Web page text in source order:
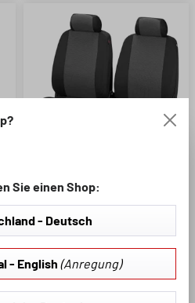
Komplettset
Vordersitze
Durchschnittliche Bewertung
Art.Nr.: 12437
Sie einen Shop:
- Deutsch
- English (Anregung)